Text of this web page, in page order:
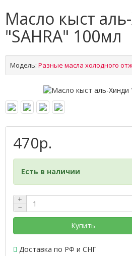
Масло кыст
"SAHRA" 100мл
Модель: Разные масла холодного
470р.
Есть в наличии
+
−
Купить
Доставка по РФ и СНГ